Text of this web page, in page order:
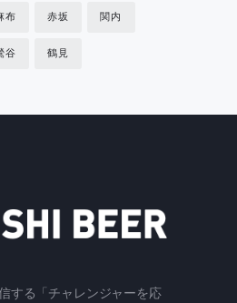
布 赤坂 関内
谷 鶴見
する「チャレンジャーを応